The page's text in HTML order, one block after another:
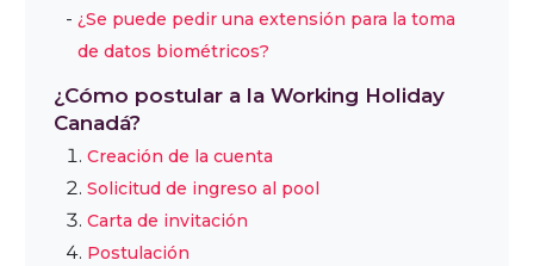
¿Se puede pedir una extensión para la toma
de datos biométricos?
¿Cómo postular a la Working Holiday
Canadá?
Creación de la cuenta
Solicitud de ingreso al pool
Carta de invitación
Postulación